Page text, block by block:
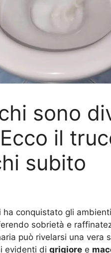
sono
il
subito
ha conquistato gli
sobrietà e
può rivelarsi una vera
evidenti di grigiore e